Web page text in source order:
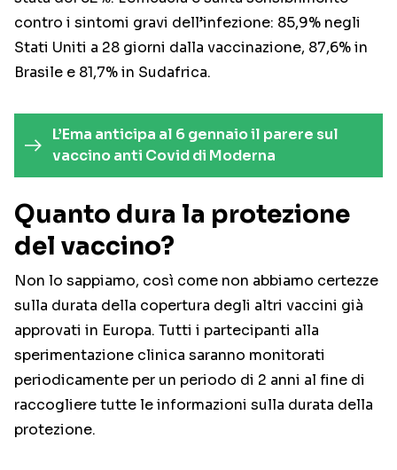
contro i sintomi gravi dell’infezione: 85,9% negli
Stati Uniti a 28 giorni dalla vaccinazione, 87,6% in
Brasile e 81,7% in Sudafrica.
L’Ema anticipa al 6 gennaio il parere sul
vaccino anti Covid di Moderna
Quanto dura la protezione
del vaccino?
Non lo sappiamo, così come non abbiamo certezze
sulla durata della copertura degli altri vaccini già
approvati in Europa. Tutti i partecipanti alla
sperimentazione clinica saranno monitorati
periodicamente per un periodo di 2 anni al fine di
raccogliere tutte le informazioni sulla durata della
protezione.